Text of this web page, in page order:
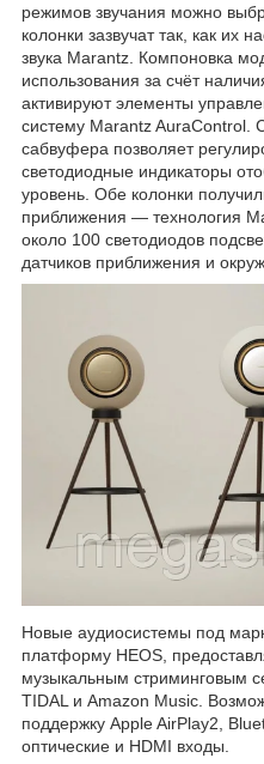
режимов звучания можно
колонки зазвучат так, как их
звука Marantz. Компоновка
использования за счёт
активируют элементы
систему Marantz AuraControl.
сабвуфера позволяет
светодиодные индикаторы
уровень. Обе колонки
приближения — технология
около 100 светодиодов
датчиков приближения и
Новые аудиосистемы под
платформу HEOS,
музыкальным стриминговым
TIDAL и Amazon Music.
поддержку Apple AirPlay2,
оптические и HDMI входы.